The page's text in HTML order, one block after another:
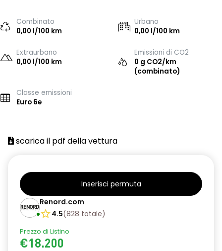
Combinato
0,00 l/100 km
Urbano
0,00 l/100 km
Extraurbano
0,00 l/100 km
Emissioni di CO2
0 g CO2/km
(combinato)
Classe emissioni
Euro 6e
scarica il pdf della vettura
Inserisci permuta
Renord.com
4.5(828 totale)
Prezzo di Listino
€18.200